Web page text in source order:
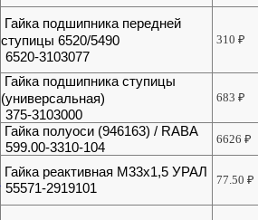
Гайка подшипника передней
ступицы 6520/5490
6520-3103077
310₽
Гайка подшипника ступицы
(универсальная)
375-3103000
683₽
Гайка полуоси (946163) / RABA
599.00-3310-104
6626₽
Гайка реактивная М33х1,5 УРАЛ
55571-2919101
77.50₽